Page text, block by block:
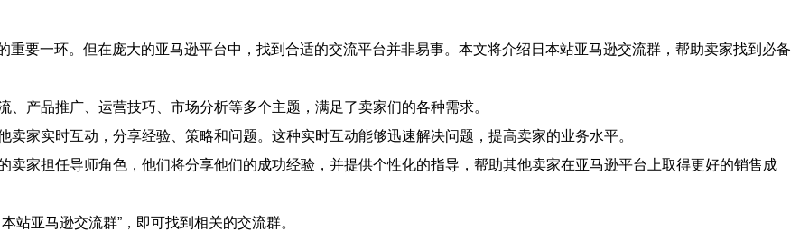
要一环。但在庞大的亚马逊平台中，找到合适的交流平台并非易事。本文将介绍日本站亚马逊交流群，帮助卖家找到必备
产品推广、运营技巧、市场分析等多个主题，满足了卖家们的各种需求。
家实时互动，分享经验、策略和问题。这种实时互动能够迅速解决问题，提高卖家的业务水平。
卖家担任导师角色，他们将分享他们的成功经验，并提供个性化的指导，帮助其他卖家在亚马逊平台上取得更好的销售成
站亚马逊交流群”，即可找到相关的交流群。